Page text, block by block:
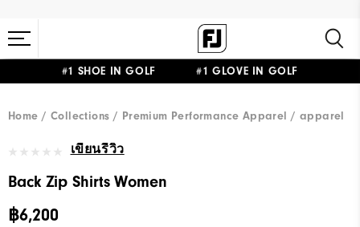
#1 SHOE IN GOLF #1 GLOVE IN GOLF
Home Collections Premium Performance Apparel apparel
เขียนรีวิว
Back Zip Shirts Women
฿6,200